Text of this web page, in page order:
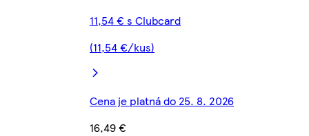
11,54 € s Clubcard
(11,54 €/kus)
Cena je platná do 25. 8. 2026
16,49 €